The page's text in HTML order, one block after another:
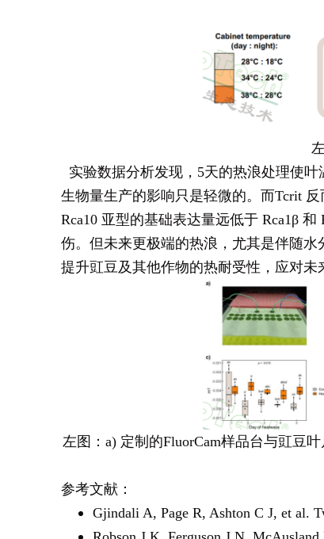
实验数据分析发现，5天的热浪处理使
生物量生产的影响只是轻微的。而Tcrit
Rca10 亚型的基础表达量远低于 Rca1β
伤。但未来更极端的热浪，尤其是伴随
提升豇豆及其他作物的热耐受性，应对未
左图：a) 定制的FluorCam样品台与豇豆
参考文献：
Gjindali A, Page R, Ashton C J, et al.